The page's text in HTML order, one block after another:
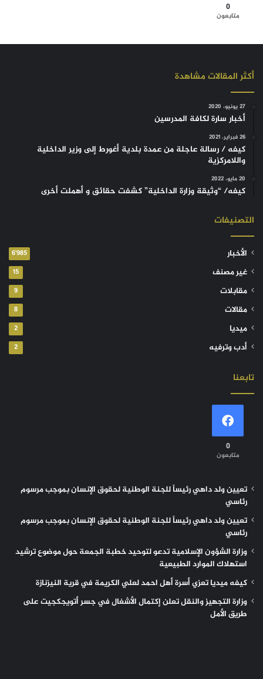
0
متابعون
أكثر المقالات مشاهدة
27 يونيو، 2020
أخبار سارة لكافة المدرسين
26 فبراير، 2021
كيفه / رسالة عاجلة من عمدة بلدية أغورط إلى وزير الداخلية
واللامركزية
20 مايو، 2022
كيفه/ “وثيقة وزارة الداخلية” كشفت حقائق و أهملت أخرى
التصنيفات
الأخبار 6٬985
غير مصنف 15
مقابلات 9
مقالات 8
ميديا 2
أدب وترفيه 2
تابعنا
0
متابعون
تعيين ولد داهي رئيساً للجنة الوطنية لحقوق الإنسان بموجب مرسوم
رئاسي
تعيين ولد داهي رئيساً للجنة الوطنية لحقوق الإنسان بموجب مرسوم
رئاسي
وزارة الشؤون الإسلامية تدعو لتوحيد خطبة الجمعة حول موضوع ترشيد
استهلاك الموارد الطبيعية
كيفه ميديا تعزي أسرة أهل احمد لعلي الكريمة في قرية النيزنازة
وزارة التجهيز والنقل تعلن إكتمال الأشغال في جسر أتويجكجيت على
طريق الأمل